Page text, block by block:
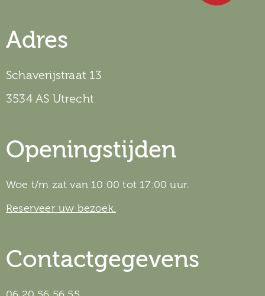
Adres
Schaverijstraat 13
3534 AS Utrecht
Openingstijden
Woe t/m zat van 10:00 tot 17:00 uur.
Reserveer uw bezoek.
Contactgegevens